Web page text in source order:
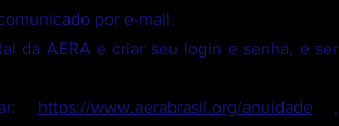
por e-mail.
da AERA e criar seu login e senha, e ser
https://www.aerabrasil.org/anuidade ,